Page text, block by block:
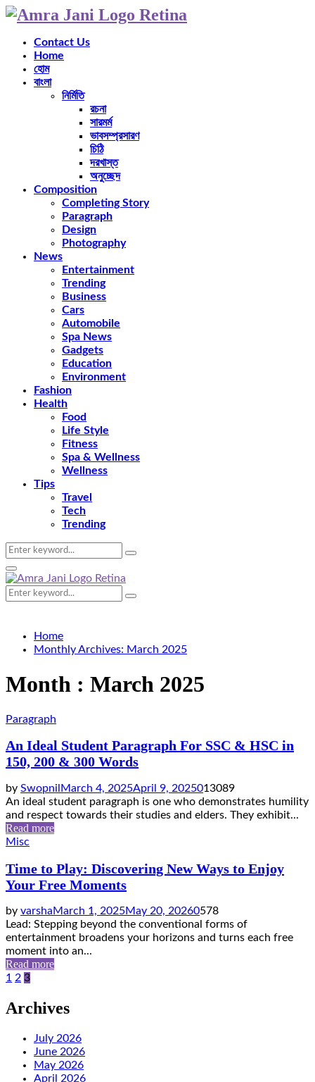
Contact Us
Home
হোম
বাংলা
নির্মিতি
রচনা
সারমর্ম
ভাবসম্প্রসারণ
চিঠি
দরখাস্ত
অনুচ্ছেদ
Composition
Completing Story
Paragraph
Design
Photography
News
Entertainment
Trending
Business
Cars
Automobile
Spa News
Gadgets
Education
Environment
Fashion
Health
Food
Life Style
Fitness
Spa & Wellness
Wellness
Tips
Travel
Tech
Trending
Search
for:
Search
Primary
Menu
Search
for:
Search
Home
Monthly Archives: March 2025
Month : March 2025
Paragraph
An Ideal Student Paragraph For SSC & HSC in
150, 200 & 300 Words
by Swopnil March 4, 2025April 9, 2025013089
An ideal student paragraph is one who demonstrates humility
and respect towards their studies and elders. They exhibit...
Read more
Misc
Time to Play: Discovering New Ways to Enjoy
Your Free Moments
by varshaMarch 1, 2025May 20, 20260578
Lead: Stepping beyond the conventional forms of
entertainment broadens your horizons and turns each free
moment into an...
Read more
Posts
pagination
1 2 3
Archives
July 2026
June 2026
May 2026
April 2026